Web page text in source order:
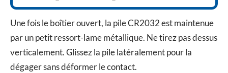
Une fois le boîtier ouvert, la pile CR2032 est maintenue
par un petit ressort-lame métallique. Ne tirez pas dessus
verticalement. Glissez la pile latéralement pour la
dégager sans déformer le contact.